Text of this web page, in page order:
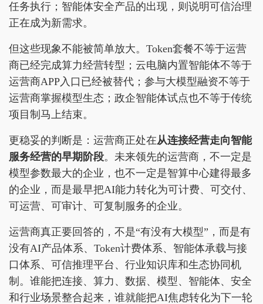
任务执行；智能体安全产品的出现，则说明可信治理
正在成为新需求。
但这些现象不能被简单放大。Token套餐不等于运营
商已经完成算力经营转型；云电脑内置智能体不等于
运营商APP入口已经被替代；参与大模型融资不等于
运营商掌握模型生态；政企智能体试点也不等于传统
项目制马上结束。
更稳妥的判断是：运营商正处在从连接经营走向智能
服务经营的早期阶段。未来领先的运营商，不一定是
模型参数最大的企业，也不一定是智算中心建得最多
的企业，而是最早把AI能力转化为可计费、可交付、
可运营、可审计、可复制服务的企业。
运营商真正要回答的，不是“有没有大模型”，而是有
没有AI产品体系、Token计费体系、智能体承载与接
口体系、可信推理平台、行业知识库和生态协同机
制。谁能把连接、算力、数据、模型、智能体、安全
和行业场景整合起来，谁就能把AI焦虑转化为下一轮